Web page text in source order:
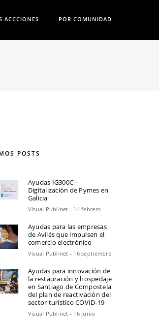
ACCCIONES POR COMUNIDAD
POSTS
Ayudas IG300C –
Digitalización de Pymes en
Galicia
Visual Publinet - 14 febrero
Ayudas para las empresas
de Avilés que impulsen el
comercio electrónico
Visual Publinet - 16 septiembre
Ayudas para innovación de
la restauración y hospedaje
en Santiago de Compostela
del plan de reactivación del
sector turístico COVID-19
Visual Publinet - 16 junio